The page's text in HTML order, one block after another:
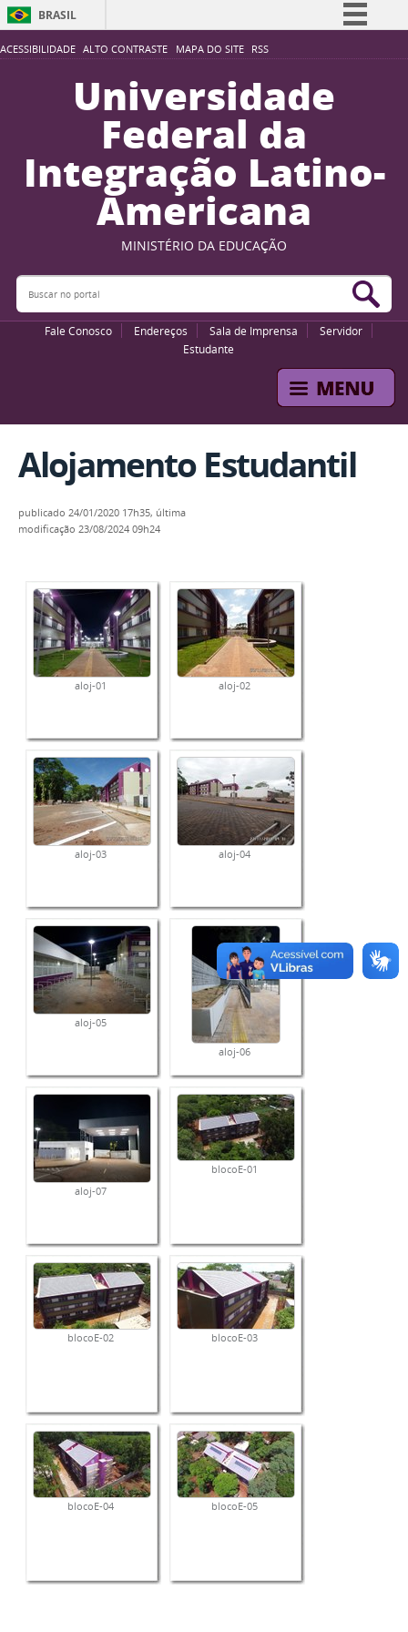
ACESSIBILIDADE ALTO CONTRASTE MAPA DO SITE RSS
BRASIL
Simplifique!
Participe
Acesso à informação
Legislação
Canais
Universidade
Federal da
Integração Latino-
Americana
MINISTÉRIO DA EDUCAÇÃO
Buscar no portal
Fale Conosco Endereços Sala de Imprensa
Servidor
Estudante
Alojamento Estudantil
publicado 24/01/2020 17h35, última
modificação 23/08/2024 09h24
aloj-01 aloj-02
aloj-03 aloj-04
aloj-05
aloj-06
aloj-07
blocoE-01
blocoE-02 blocoE-03
blocoE-04 blocoE-05